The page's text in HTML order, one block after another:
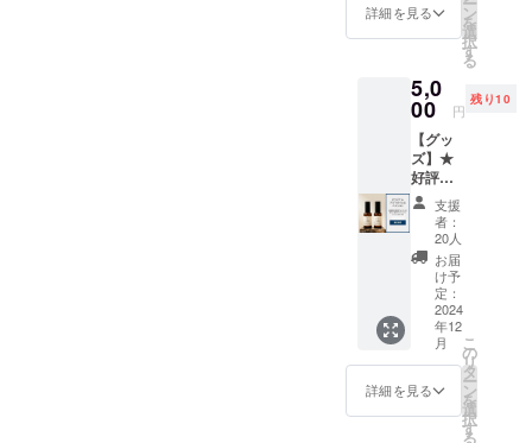
間：発
行日〜
までの3
年間 ※
割引
コード
を発行
いたし
ます。
HPより
ご予約
の際、
忘れず
に記入
をお願
いいた
しま
(URL：
coming
提供し
ます。
・数
点 ・商
品サイ
ズ：横
5cm×縦
7cm（
サイズ
は微調
整する
可能性
がござ
いま
す）
詳細を見る ン
を
選
択
す
る
5,0
00 円
残り10
【グッ
ズ】★
好評に
つき追
加★ オ
リジナ
ルのア
ロマオ
イル/バ
スソル
トの
セット
を提供
しま
す。当
施設の
支援
者：
20人
お届
け予
定：
2024
年12
月
詳細を見る
こ
の
リ
タ
ー
ン
を
選
択
す
る